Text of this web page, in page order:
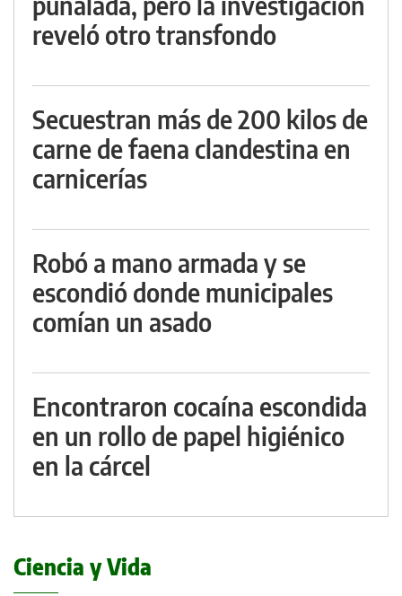
reveló otro transfondo
Secuestran más de 200 kilos de
carne de faena clandestina en
carnicerías
Robó a mano armada y se
escondió donde municipales
comían un asado
Encontraron cocaína escondida
en un rollo de papel higiénico
en la cárcel
Ciencia y Vida